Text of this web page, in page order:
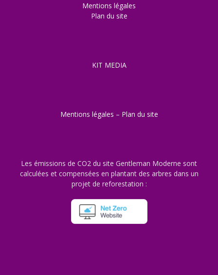
Mentions légales
Plan du site
KIT MEDIA
Mentions légales – Plan du site
Les émissions de CO2 du site Gentleman Moderne sont
calculées et compensées en plantant des arbres dans un
projet de reforestation :